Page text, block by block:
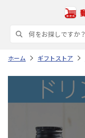
ホーム ギフトストア